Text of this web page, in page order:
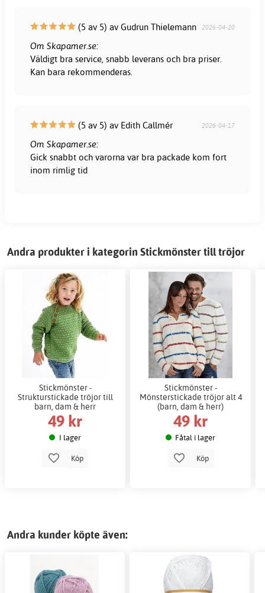
(5 av 5) av Gudrun Thielemann 2026-04-20
Om Skapamer.se:
Väldigt bra service, snabb leverans och bra priser.
Kan bara rekommenderas.
(5 av 5) av Edith Callmér 2026-04-17
Om Skapamer.se:
Gick snabbt och varorna var bra packade kom fort
inom rimlig tid
Andra produkter i kategorin Stickmönster till tröjor
Stickmönster -
Strukturstickade tröjor till
barn, dam & herr
49 kr
I lager
Köp
Stickmönster -
Mönsterstickade tröjor alt 4
(barn, dam & herr)
49 kr
Fåtal i lager
Köp
Andra kunder köpte även: